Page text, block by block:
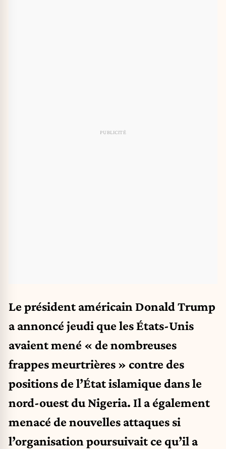
Le président américain Donald Trump
a annoncé jeudi que les États-Unis
avaient mené « de nombreuses
frappes meurtrières » contre des
positions de l’État islamique dans le
nord-ouest du Nigeria. Il a également
menacé de nouvelles attaques si
l’organisation poursuivait ce qu’il a